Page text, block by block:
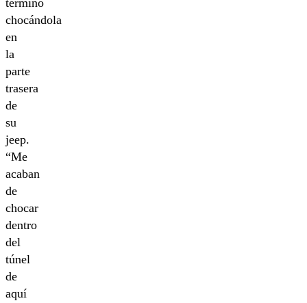
terminó
chocándola
en
la
parte
trasera
de
su
jeep.
“Me
acaban
de
chocar
dentro
del
túnel
de
aquí